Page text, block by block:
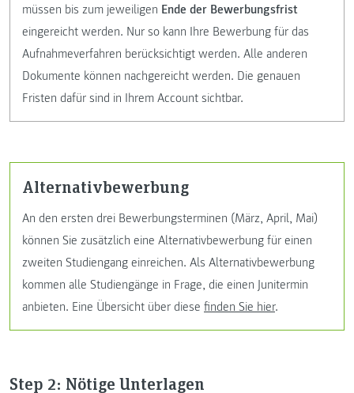
müssen bis zum jeweiligen Ende der Bewerbungsfrist
eingereicht werden. Nur so kann Ihre Bewerbung für das
Aufnahmeverfahren berücksichtigt werden. Alle anderen
Dokumente können nachgereicht werden. Die genauen
Fristen dafür sind in Ihrem Account sichtbar.
Alternativbewerbung
An den ersten drei Bewerbungsterminen (März, April, Mai)
können Sie zusätzlich eine Alternativbewerbung für einen
zweiten Studiengang einreichen. Als Alternativbewerbung
kommen alle Studiengänge in Frage, die einen Junitermin
anbieten. Eine Übersicht über diese finden Sie hier.
Step 2: Nötige Unterlagen